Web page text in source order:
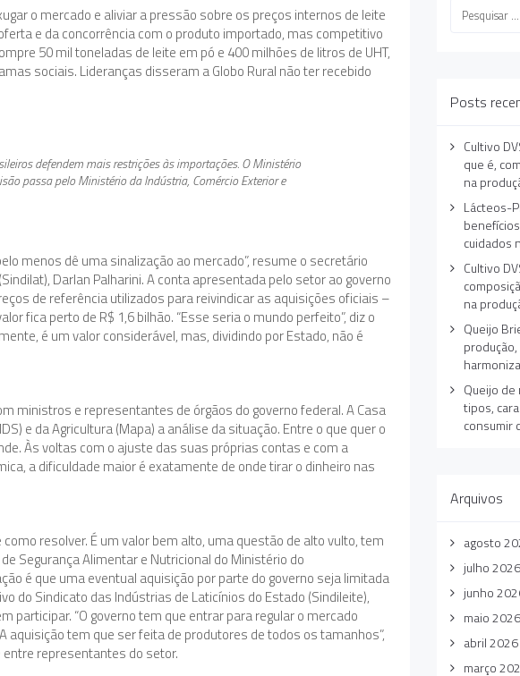
o mercado e aliviar a pressão sobre os preços internos de leite
e da concorrência com o produto importado, mas competitivo
50 mil toneladas de leite em pó e 400 milhões de litros de UHT,
sociais. Lideranças disseram a Globo Rural não ter recebido
defendem mais restrições às importações. O Ministério
passa pelo Ministério da Indústria, Comércio Exterior e
menos dê uma sinalização ao mercado”, resume o secretário
Darlan Palharini. A conta apresentada pelo setor ao governo
de referência utilizados para reivindicar as aquisições oficiais –
fica perto de R$ 1,6 bilhão. “Esse seria o mundo perfeito”, diz o
é um valor considerável, mas, dividindo por Estado, não é
ministros e representantes de órgãos do governo federal. A Casa
e da Agricultura (Mapa) a análise da situação. Entre o que quer o
Às voltas com o ajuste das suas próprias contas e com a
a dificuldade maior é exatamente de onde tirar o dinheiro nas
resolver. É um valor bem alto, uma questão de alto vulto, tem
Segurança Alimentar e Nutricional do Ministério do
é que uma eventual aquisição por parte do governo seja limitada
do Sindicato das Indústrias de Laticínios do Estado (Sindileite),
“O governo tem que entrar para regular o mercado
aquisição tem que ser feita de produtores de todos os tamanhos”,
representantes do setor.
Posts
Cultivo
que é,
na
Lácteos-
cuidados
Cultivo
na
Queijo
Queijo de
tipos,
consumir
Arquivos
agosto
julho 2026
junho
maio 2026
abril 2026
março